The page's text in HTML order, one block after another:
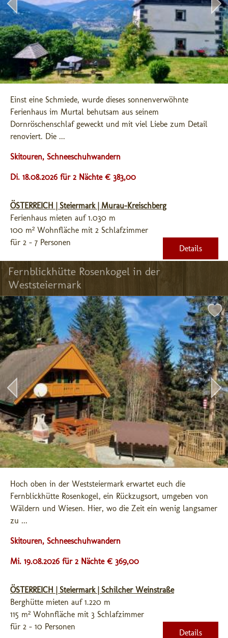
Einst eine Schmiede, wurde dieses sonnenverwöhnte
Ferienhaus im Murtal behutsam aus seinem
Dornröschenschlaf geweckt und mit viel Liebe zum Detail
renoviert. Die ...
Skitouren, Schneeschuhwandern
Di. 18.08.2026 für 2 Nächte € 383,00
ÖSTERREICH | Steiermark | Murau-Kreischberg
Ferienhaus mieten auf 1.030 m
100 m² Wohnfläche mit 2 Schlafzimmer
für 2 - 7 Personen
Details
Fernblickhütte Rosenkogel in der
Weststeiermark
Hoch oben in der Weststeiermark erwartet euch die
Fernblickhütte Rosenkogel, ein Rückzugsort, umgeben von
Wäldern und Wiesen. Hier, wo die Zeit ein wenig langsamer
zu ...
Skitouren, Schneeschuhwandern
Mi. 19.08.2026 für 2 Nächte € 369,00
ÖSTERREICH | Steiermark | Schilcher Weinstraße
Berghütte mieten auf 1.220 m
115 m² Wohnfläche mit 3 Schlafzimmer
für 2 - 10 Personen
Details